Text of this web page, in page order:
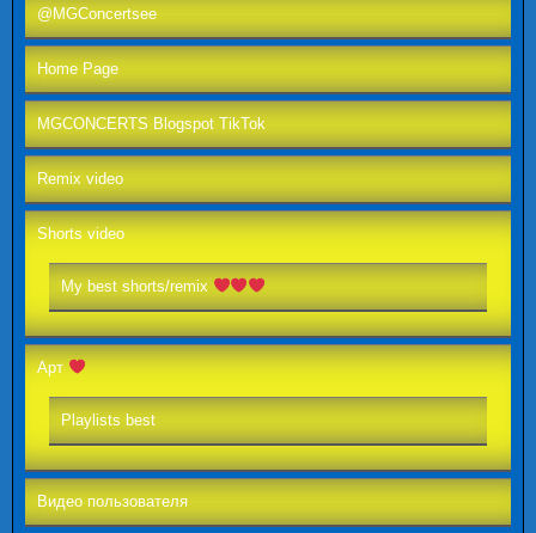
@MGConcertsee
Home Page
MGCONCERTS Blogspot TikTok
Remix video
Shorts video
My best shorts/remix
Арт
Playlists best
Видео пользователя